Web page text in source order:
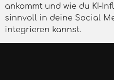
ankommt und wie du KI-
sinnvoll in deine Social
integrieren kannst.